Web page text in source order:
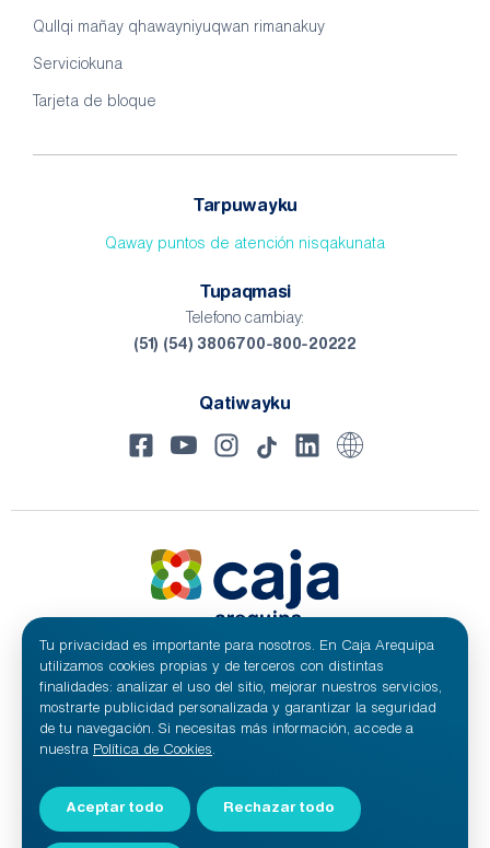
Qullqi mañay qhawayniyuqwan rimanakuy
Serviciokuna
Tarjeta de bloque
Tarpuwayku
Qaway puntos de atención nisqakunata
Tupaqmasi
Telefono cambiay:
(51) (54) 3806700-800-20222
Qatiwayku
© 2024 CajaArequipa | Tukuy hayñikuna waqaychasqa.
Tu privacidad es importante para nosotros. En Caja Arequipa
utilizamos cookies propias y de terceros con distintas
finalidades: analizar el uso del sitio, mejorar nuestros servicios,
mostrarte publicidad personalizada y garantizar la seguridad
de tu navegación. Si necesitas más información, accede a
nuestra Política de Cookies.
Aceptar todo Rechazar todo